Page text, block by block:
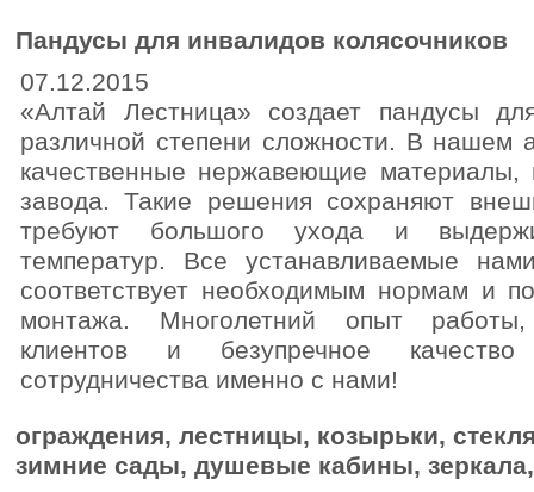
Пандусы для инвалидов колясочников
07.12.2015
«Алтай Лестница» создает пандусы
различной степени сложности. В нашем
качественные нержавеющие
завода. Такие решения сохраняют
требуют большого ухода и
температур. Все устанавливаемые
соответствует необходимым нормам и
монтажа. Многолетний опыт
клиентов и безупречное
сотрудничества именно с нами!
ограждения, лестницы, козырьки,
зимние сады, душевые кабины, зеркала,